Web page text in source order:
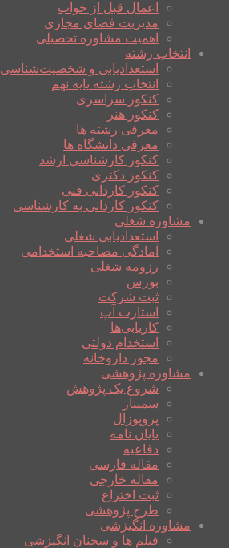
اعمال قبل از خواب
مدیریت فضای مجازی
اهمیت مشاوره تحصیلی
انتخاب رشته
استعدادیابی و شخصیت‌شناسی
انتخاب رشته پایه نهم
کنکور سراسری
کنکور هنر
معرفی رشته ها
معرفی دانشگاه ها
کنکور کارشناسی ارشد
کنکور دکتری
کنکور کاردانی فنی
کنکور کاردانی به کارشناسی
مشاوره شغلی
استعدادیابی شغلی
آمادگی مصاحبه استخدامی
رزومه شغلی
بورس
ثبت شرکت
استارت آپ
کاریابی‌ها
استخدام دولتی
مجوز داروخانه
مشاوره پژوهشی
شروع یک پژوهش
سمینار
پروپوزال
پایان نامه
دفاعیه
مقاله فارسی
مقاله خارجی
ثبت اختراع
طرح پژوهشی
مشاوره انگیزشی
فیلم ها و سخنان انگیزشی